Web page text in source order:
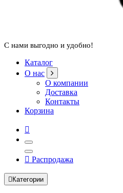
С нами выгодно и удобно!
Каталог
О нас
О компании
Доставка
Контакты
Корзина
Распродажа
Категории